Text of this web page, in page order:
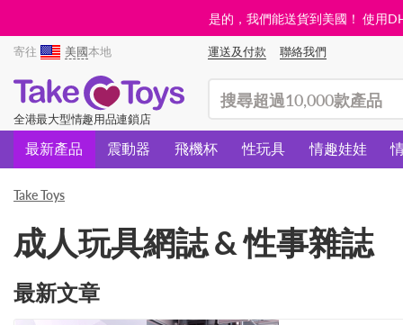
是的，我們能送貨到美國！ 使用
寄往 美國本地 運送及付款 聯絡我們
全港最大型情趣用品連鎖店
最新產品 震動器 飛機杯 性玩具 情趣娃娃
Take Toys
成人玩具網誌 & 性事雜誌
最新文章